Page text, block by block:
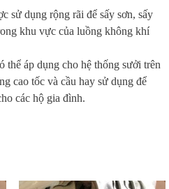
sử dụng rộng rãi để sấy sơn, sấy
khu vực của luồng không khí
thể áp dụng cho hệ thống sưởi trên
cao tốc và cầu hay sử dụng để
các hộ gia đình.